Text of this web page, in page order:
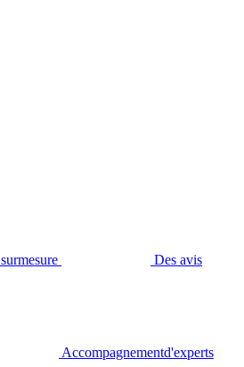
mesure Des avis
Accompagnementd'experts